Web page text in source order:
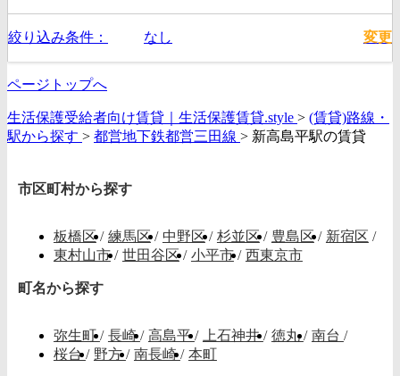
絞り込み条件： なし 変更
ページトップへ
生活保護受給者向け賃貸｜生活保護賃貸.style > (賃貸)路線・
駅から探す > 都営地下鉄都営三田線 > 新高島平駅の賃貸
市区町村から探す
板橋区 / 練馬区 / 中野区 / 杉並区 / 豊島区 / 新宿区 /
東村山市 / 世田谷区 / 小平市 / 西東京市
町名から探す
弥生町/ 長崎/ 高島平/ 上石神井/ 徳丸/ 南台 /
桜台/ 野方/ 南長崎/ 本町